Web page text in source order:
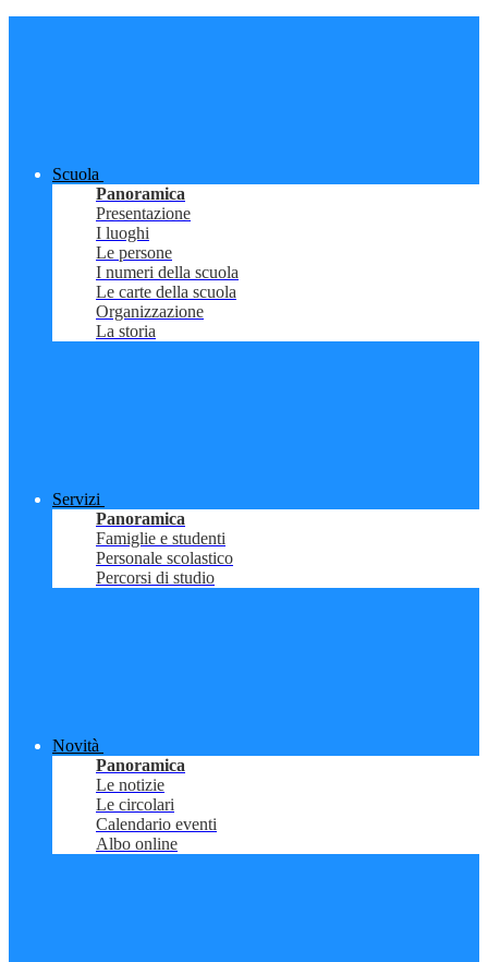
Scuola
Panoramica
Presentazione
I luoghi
Le persone
I numeri della scuola
Le carte della scuola
Organizzazione
La storia
Servizi
Panoramica
Famiglie e studenti
Personale scolastico
Percorsi di studio
Novità
Panoramica
Le notizie
Le circolari
Calendario eventi
Albo online